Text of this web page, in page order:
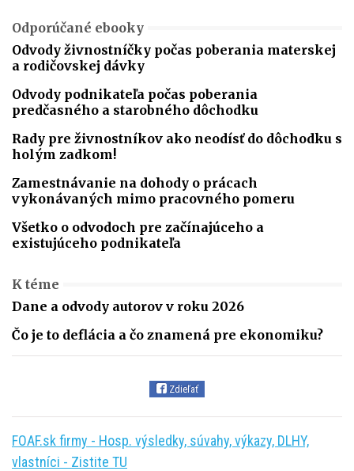
Odporúčané ebooky
Odvody živnostníčky počas poberania materskej
a rodičovskej dávky
Odvody podnikateľa počas poberania
predčasného a starobného dôchodku
Rady pre živnostníkov ako neodísť do dôchodku s
holým zadkom!
Zamestnávanie na dohody o prácach
vykonávaných mimo pracovného pomeru
Všetko o odvodoch pre začínajúceho a
existujúceho podnikateľa
K téme
Dane a odvody autorov v roku 2026
Čo je to deflácia a čo znamená pre ekonomiku?
Zdieľať
FOAF.sk firmy - Hosp. výsledky, súvahy, výkazy, DLHY,
vlastníci - Zistite TU